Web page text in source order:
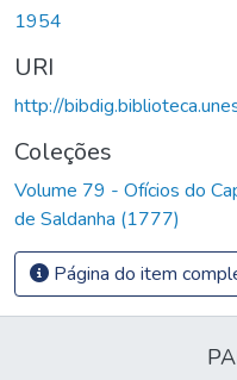
1954
URI
http://
Coleções
Volume 79 - Ofícios do
de Saldanha (1777)
Página do item